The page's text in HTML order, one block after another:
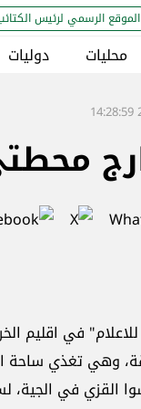
الموقع الرسمي لرئيس
محليات دوليات
للاعلام" في اقليم
وهي تغذي ساحة
القزي في الجية،